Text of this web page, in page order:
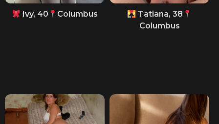
Ivy, 40 Columbus
Tatiana, 38
Columbus